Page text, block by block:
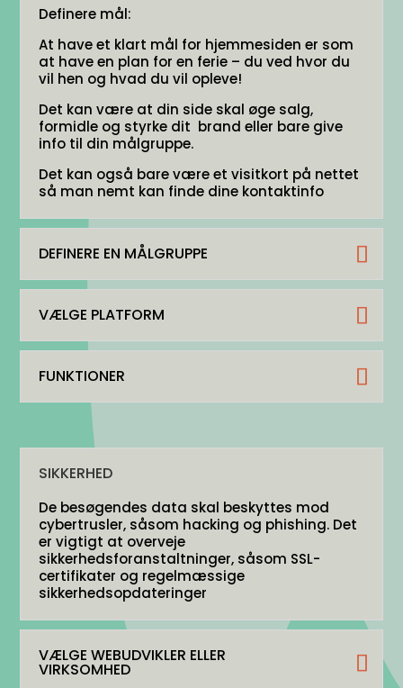
Definere mål:
At have et klart mål for hjemmesiden er som
at have en plan for en ferie – du ved hvor du
vil hen og hvad du vil opleve!
Det kan være at din side skal øge salg,
formidle og styrke dit brand eller bare give
info til din målgruppe.
Det kan også bare være et visitkort på nettet
så man nemt kan finde dine kontaktinfo
DEFINERE EN MÅLGRUPPE
VÆLGE PLATFORM
FUNKTIONER
SIKKERHED
De besøgendes data skal beskyttes mod
cybertrusler, såsom hacking og phishing. Det
er vigtigt at overveje
sikkerhedsforanstaltninger, såsom SSL-
certifikater og regelmæssige
sikkerhedsopdateringer
VÆLGE WEBUDVIKLER ELLER
VIRKSOMHED